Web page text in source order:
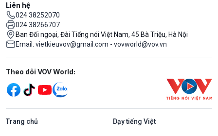
Liên hệ
024 38252070
024 38266707
Ban Đối ngoại, Đài Tiếng nói Việt Nam, 45 Bà Triệu, Hà Nội
Email: vietkieuvov@gmail.com - vovworld@vov.vn
Mạng xã hội
Theo dõi VOV World:
Trang chủ Dạy tiếng Việt